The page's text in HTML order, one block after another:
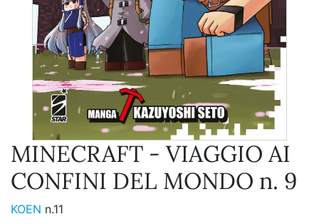
MINECRAFT - VIAGGIO AI
CONFINI DEL MONDO n. 9
KOEN n.11